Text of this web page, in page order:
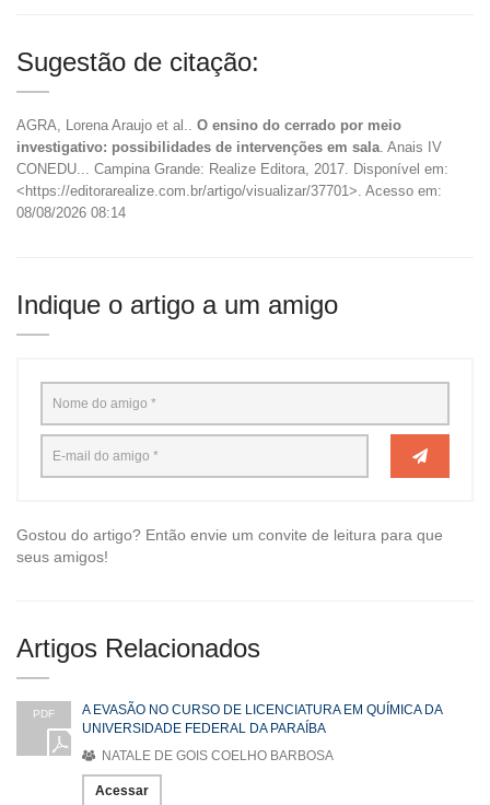
Sugestão de citação:
AGRA, Lorena Araujo et al.. O ensino do cerrado por meio
investigativo: possibilidades de intervenções em sala . Anais IV
CONEDU... Campina Grande: Realize Editora, 2017. Disponível em:
<https://editorarealize.com.br/artigo/visualizar/37701>. Acesso em:
08/08/2026 08:14
Indique o artigo a um amigo
Gostou do artigo? Então envie um convite de leitura para que
seus amigos!
Artigos Relacionados
PDF
A EVASÃO NO CURSO DE LICENCIATURA EM QUÍMICA DA
UNIVERSIDADE FEDERAL DA PARAÍBA
NATALE DE GOIS COELHO BARBOSA
Acessar